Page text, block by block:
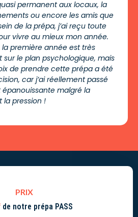
permanent aux locaux, la
ou encore les amis que
de la prépa, j’ai reçu toute
vivre au mieux mon année.
première année est très
le plan psychologique, mais
de prendre cette prépa a été
car j’ai réellement passé
malgré la
la pression !
PRIX
de notre prépa PASS